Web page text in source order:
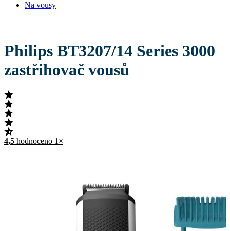
Na vousy
Philips BT3207/14 Series 3000
zastřihovač vousů
4,5 hodnoceno 1×